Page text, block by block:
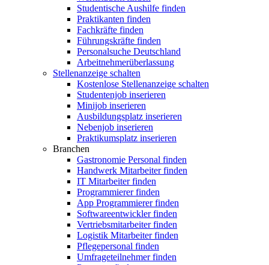
Studentische Aushilfe finden
Praktikanten finden
Fachkräfte finden
Führungskräfte finden
Personalsuche Deutschland
Arbeitnehmerüberlassung
Stellenanzeige schalten
Kostenlose Stellenanzeige schalten
Studentenjob inserieren
Minijob inserieren
Ausbildungsplatz inserieren
Nebenjob inserieren
Praktikumsplatz inserieren
Branchen
Gastronomie Personal finden
Handwerk Mitarbeiter finden
IT Mitarbeiter finden
Programmierer finden
App Programmierer finden
Softwareentwickler finden
Vertriebsmitarbeiter finden
Logistik Mitarbeiter finden
Pflegepersonal finden
Umfrageteilnehmer finden